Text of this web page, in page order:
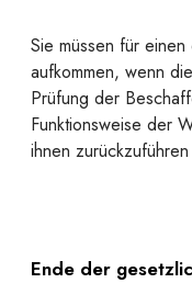
Sie müssen für
aufkommen, wenn
Prüfung der
Funktionsweise der
ihnen zurückzuführen
Ende der